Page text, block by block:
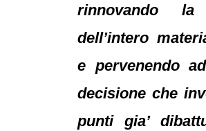
rinnovando la
dell’intero
e pervenendo
decisione che
punti gia’